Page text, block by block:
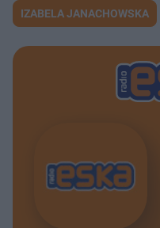
IZABELA JANACHOWSKA